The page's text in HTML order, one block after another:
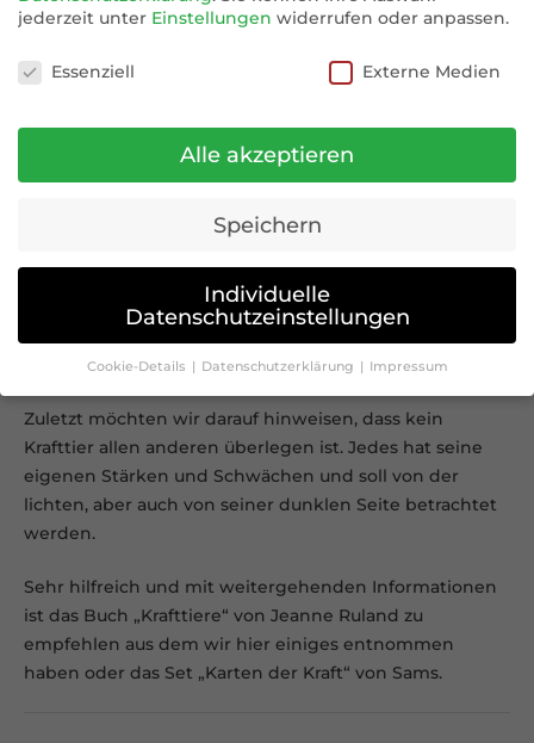
In Ägypten galt der Falke als König der Lüfte und Herr
seiner impulsiven Wendigkeit. Er bringt Dir Wachheit
Wasser und Erde. Er öffnet Dir die verborgene Seite der
Natur. Er ruft Dich auf, den nächsten Schritt zu wagen
und Deiner Intuition zu vertrauen.
Zuletzt möchten wir darauf hinweisen, dass kein
Krafttier allen anderen überlegen ist. Jedes hat seine
eigenen Stärken und Schwächen und soll von der
lichten, aber auch von seiner dunklen Seite betrachtet
werden.
Sehr hilfreich und mit weitergehenden Informationen
ist das Buch „Krafttiere“ von Jeanne Ruland zu
empfehlen aus dem wir hier einiges entnommen
haben oder das Set „Karten der Kraft“ von Sams.
jederzeit unter Einstellungen widerrufen oder anpassen.
Essenziell Externe Medien
Alle akzeptieren
Speichern
Individuelle
Datenschutzeinstellungen
Cookie-Details Datenschutzerklärung Impressum
Datenschutzeinstellungen
freiwilligen Diensten geben möchten, müssen Sie Ihre
Erziehungsberechtigten um Erlaubnis bitten.
Wir verwenden Cookies und andere Technologien auf
unserer Website. Einige von ihnen sind essenziell,
Erfahrung zu verbessern.
Personenbezogene Daten
können verarbeitet werden (z. B. IP-Adressen), z. B. für
personalisierte Anzeigen und Inhalte oder Anzeigen- und
Inhaltsmessung. Weitere Informationen über die
Verwendung Ihrer Daten finden Sie in unserer